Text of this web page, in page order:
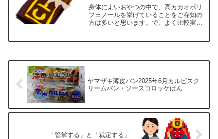
身体によいおやつの中で、高カカオポリ
フェノールを挙げていることをご存知の
方は多いと思います。で、よく比較実験
ヤマザキ薄皮パン2025年6月カルピスク
リームパン・ソースコロッケぱん
「管掌する」と「裁定する」